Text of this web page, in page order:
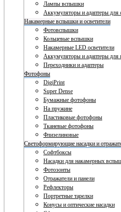
Лампы вспышки
Аккумуляторы и адаптеры для
Накамерные вспышки и осветители
Фотовспышки
Кольцевые вспышки
Накамерные LED осветители
Аккумуляторы и адаптеры
Переходники и адаптеры
Фотофоны
DigiPrint
Super Dense
Бумажные фотофоны
На пружине
Пластиковые фотофоны
Тканевые фотофоны
Флизелиновые
Светоформирующие насадки и
Софтбоксы
Насадки для накамерных
Фотозонты
Отражатели и панели
Рефлекторы
Портретные тарелки
Конусы и оптические насадки